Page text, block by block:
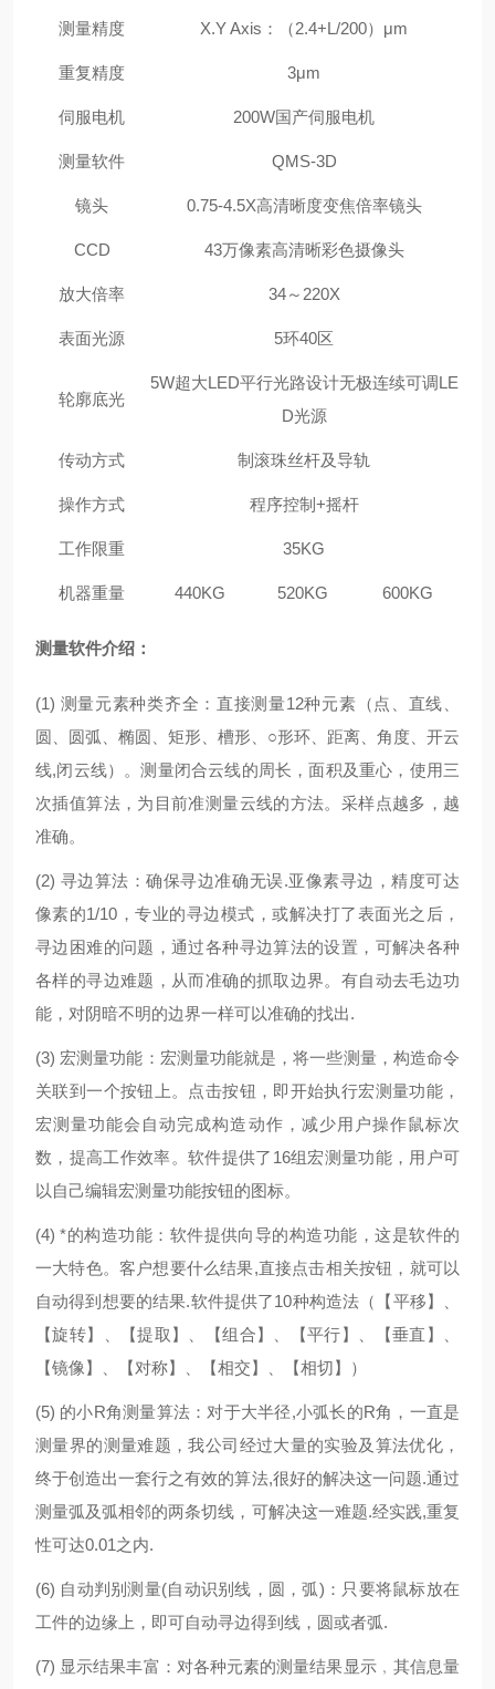
测量精度 X.Y Axis ：（2.4+L/200）μm
重复精度 3μm
伺服电机 200W国产伺服电机
测量软件 QMS-3D
镜头 0.75-4.5X高清晰度变焦倍率镜头
CCD 43万像素高清晰彩色摄像头
放大倍率 34～220X
表面光源 5环40区
轮廓底光
5W超大LED平行光路设计无极连续可调LE
D光源
传动方式 制滚珠丝杆及导轨
操作方式 程序控制+摇杆
工作限重 35KG
机器重量 440KG 520KG 600KG
测量软件介绍：
(1) 测量元素种类齐全：直接测量12种元素（点、直线、
圆、圆弧、椭圆、矩形、槽形、○形环、距离、角度、开云
线,闭云线）。测量闭合云线的周长，面积及重心，使用三
次插值算法，为目前准测量云线的方法。采样点越多，越
准确。
(2) 寻边算法：确保寻边准确无误.亚像素寻边，精度可达
像素的1/10，专业的寻边模式，或解决打了表面光之后，
寻边困难的问题，通过各种寻边算法的设置，可解决各种
各样的寻边难题，从而准确的抓取边界。有自动去毛边功
能，对阴暗不明的边界一样可以准确的找出.
(3) 宏测量功能：宏测量功能就是，将一些测量，构造命令
关联到一个按钮上。点击按钮，即开始执行宏测量功能，
宏测量功能会自动完成构造动作，减少用户操作鼠标次
数，提高工作效率。软件提供了16组宏测量功能，用户可
以自己编辑宏测量功能按钮的图标。
(4) *的构造功能：软件提供向导的构造功能，这是软件的
一大特色。客户想要什么结果,直接点击相关按钮，就可以
自动得到想要的结果.软件提供了10种构造法（【平移】、
【旋转】、【提取】、【组合】、【平行】、【垂直】、
【镜像】、【对称】、【相交】、【相切】）
(5) 的小R角测量算法：对于大半径,小弧长的R角，一直是
测量界的测量难题，我公司经过大量的实验及算法优化，
终于创造出一套行之有效的算法,很好的解决这一问题.通过
测量弧及弧相邻的两条切线，可解决这一难题.经实践,重复
性可达0.01之内.
(6) 自动判别测量(自动识别线，圆，弧)：只要将鼠标放在
工件的边缘上，即可自动寻边得到线，圆或者弧.
(7) 显示结果丰富：对各种元素的测量结果显示﹐其信息量